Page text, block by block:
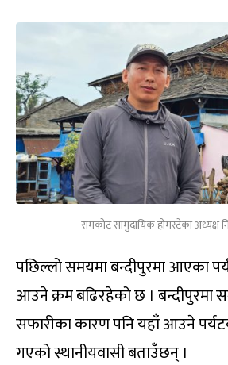
रामकोट सामुदायिक होमस्टेका अध्यक्ष
पछिल्लो समयमा बन्दीपुरमा आएका
आउने क्रम बढिरहेको छ । बन्दीपुरमा
सफारीका कारण पनि यहाँ आउने
गएको स्थानीयवासी बताउँछन् ।